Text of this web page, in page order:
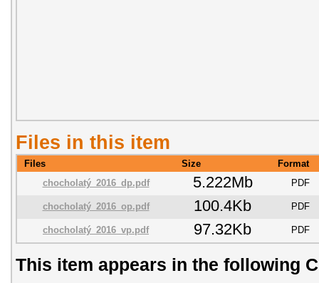
Files in this item
Files Size
Format
chocholatý_2016_dp.pdf
5.222Mb PDF
chocholatý_2016_op.pdf 100.4Kb PDF
chocholatý_2016_vp.pdf 97.32Kb PDF
This item appears in the following